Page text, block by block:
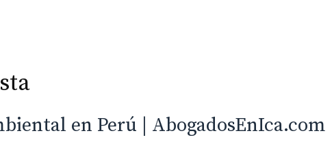
en Perú | AbogadosEnIca.com